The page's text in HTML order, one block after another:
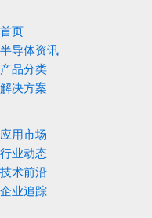
首页
半导体资讯
产品分类
解决方案
应用市场
行业动态
技术前沿
企业追踪